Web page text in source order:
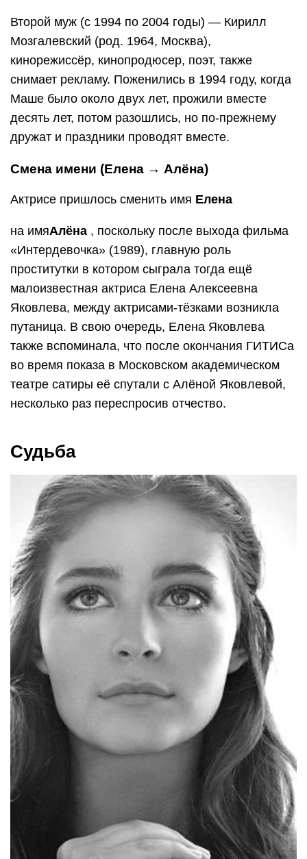
Второй муж (с 1994 по 2004 годы) — Кирилл
Мозгалевский (род. 1964, Москва),
кинорежиссёр, кинопродюсер, поэт, также
снимает рекламу. Поженились в 1994 году, когда
Маше было около двух лет, прожили вместе
десять лет, потом разошлись, но по-прежнему
дружат и праздники проводят вместе.
Смена имени (Елена → Алёна)
Актрисе пришлось сменить имя Елена
на имяАлёна , поскольку после выхода фильма
«Интердевочка» (1989), главную роль
проститутки в котором сыграла тогда ещё
малоизвестная актриса Елена Алексеевна
Яковлева, между актрисами-тёзками возникла
путаница. В свою очередь, Елена Яковлева
также вспоминала, что после окончания ГИТИСа
во время показа в Московском академическом
театре сатиры её спутали с Алёной Яковлевой,
несколько раз переспросив отчество.
Судьба